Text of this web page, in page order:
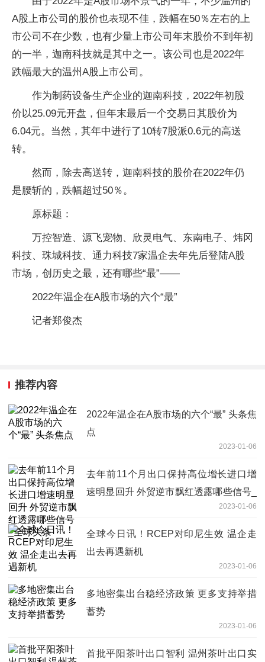
A股上市公司的股价也表现不佳，跌幅在50％左右的上
市公司不在少数，也有少量上市公司年末股价不到年初
的一半，迦南科技就是其中之一。该公司也是2022年
跌幅最大的温州A股上市公司。
作为制药设备生产企业的迦南科技，2022年初股
价以25.09元开盘，但年末最后一个交易日其股价为
6.04元。当然，其年中进行了10转7股派0.6元的高送
转。
然而，除去高送转，迦南科技的股价在2022年仍
是腰斩的，跌幅超过50％。
原标题：
万控智造、源飞宠物、欣灵电气、东南电子、炜冈
科技、珠城科技、通力科技7家温企去年先后登陆A股
市场，创历史之最，还有哪些“最”——
2022年温企在A股市场的六个“最”
记者郑俊杰
推荐内容
2022年温企在A股市场的六个“最” 头条焦
点
2023-01-06
去年前11个月出口保持高位增长进口增
速明显回升 外贸逆市飘红透露哪些信号_
2023-01-06
全球今日讯！RCEP对印尼生效 温企走
出去再遇新机
2023-01-06
多地密集出台稳经济政策 更多支持举措
蓄势
2023-01-06
首批平阳茶叶出口智利 温州茶叶出口实